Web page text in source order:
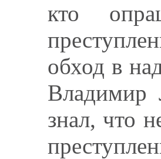
кто
обход в
Владимир
знал, что